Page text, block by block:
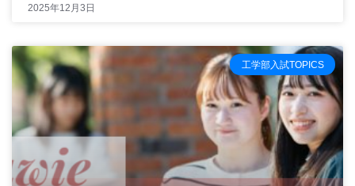
2025年12月3日
工学部入試TOPICS